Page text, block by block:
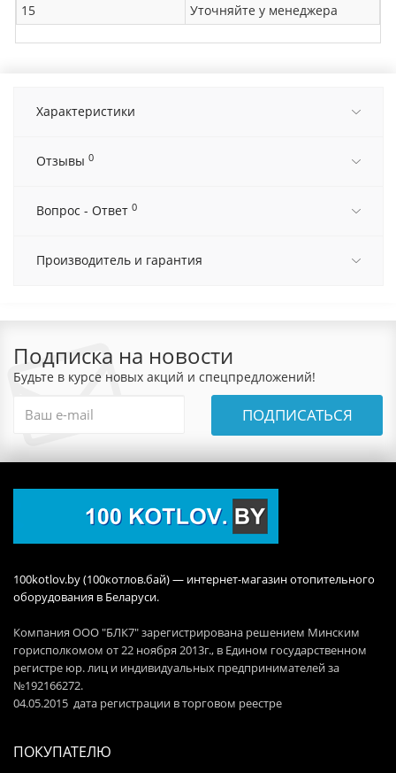
15
Уточняйте у менеджера
Характеристики
Отзывы 0
Вопрос - Ответ 0
Производитель и гарантия
Подписка на новости
Будьте в курсе новых акций и спецпредложений!
ПОДПИСАТЬСЯ
100kotlov.by (100котлов.бай) — интернет-магазин отопительного
оборудования в Беларуси.
Компания ООО "БЛК7" зарегистрирована решением Минским
горисполкомом от 22 ноября 2013г., в Едином государственном
регистре юр. лиц и индивидуальных предпринимателей за
№192166272.
04.05.2015 дата регистрации в торговом реестре
ПОКУПАТЕЛЮ